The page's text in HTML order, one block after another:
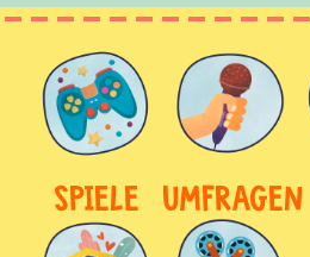
SPIELE UMFRAGEN